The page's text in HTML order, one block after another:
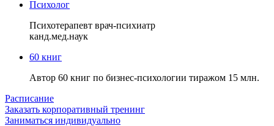
Психолог
Психотерапевт врач-психиатр
канд.мед.наук
60 книг
Автор 60 книг по бизнес-психологии тиражом 15 млн.
Расписание
Заказать корпоративный тренинг
Заниматься индивидуально